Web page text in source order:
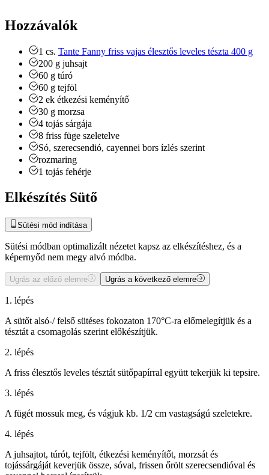
Hozzávalók
1 cs. Tante Fanny friss vajas élesztős leveles tészta 400 g
200 g juhsajt
60 g túró
60 g tejföl
2 ek étkezési keményítő
30 g morzsa
4 tojás sárgája
8 friss füge szeletelve
Só, szerecsendió, cayennei bors ízlés szerint
rozmaring
1 tojás fehérje
Elkészítés Sütő
Sütési mód indítása
Sütési módban optimalizált nézetet kapsz az elkészítéshez, és a
képernyőd nem megy alvó módba.
Ugrás az előző elemre Ugrás a következő elemre
1. lépés
A sütőt alsó-/ felső sütéses fokozaton 170°C-ra előmelegítjük és a
tésztát a csomagolás szerint előkészítjük.
2. lépés
A friss élesztős leveles tésztát sütőpapírral együtt tekerjük ki tepsire.
3. lépés
A fügét mossuk meg, és vágjuk kb. 1/2 cm vastagságú szeletekre.
4. lépés
A juhsajtot, túrót, tejfölt, étkezési keményítőt, morzsát és
tojássárgáját keverjük össze, sóval, frissen őrölt szerecsendióval és